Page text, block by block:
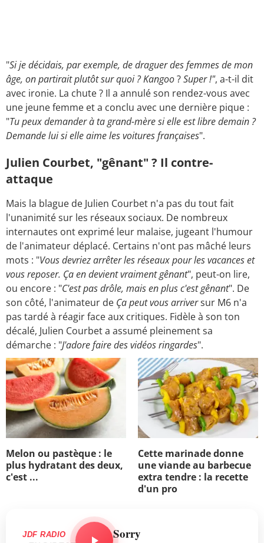
"Si je décidais, par exemple, de draguer des femmes de mon
âge, on partirait plutôt sur quoi ? Kangoo?Super !", a-t-il dit
avec ironie. La chute ? Il a annulé son rendez-vous avec
une jeune femme et a conclu avec une dernière pique :
"Tu peux demander à ta grand-mère si elle est libre demain ?
Demande lui si elle aime les voitures françaises".
Julien Courbet, "gênant" ? Il contre-
attaque
Mais la blague de Julien Courbet n'a pas du tout fait
l'unanimité sur les réseaux sociaux. De nombreux
internautes ont exprimé leur malaise, jugeant l'humour
de l'animateur déplacé. Certains n'ont pas mâché leurs
mots : "Vous devriez arrêter les réseaux pour les vacances et
vous reposer. Ça en devient vraiment gênant", peut-on lire,
ou encore : "C'est pas drôle, mais en plus c'est gênant". De
son côté, l'animateur de Ça peut vous arriversur M6 n'a
pas tardé à réagir face aux critiques. Fidèle à son ton
décalé, Julien Courbet a assumé pleinement sa
démarche : "J'adore faire des vidéos ringardes".
Melon ou pastèque : le
plus hydratant des deux,
c'est ...
Cette marinade donne
une viande au barbecue
extra tendre : la recette
d'un pro
JDF RADIO Sorry